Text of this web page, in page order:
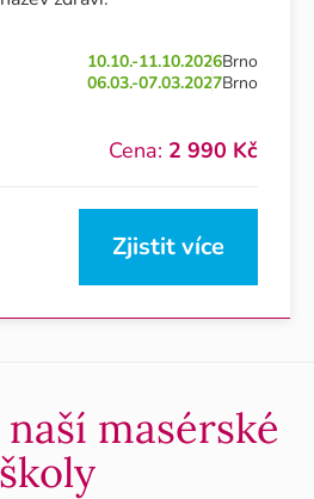
10.10.-11.10.2026Brno
06.03.-07.03.2027Brno
Cena: 2 990 Kč
Zjistit více
masérské
školy